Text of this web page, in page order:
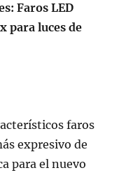
Faros LED
para luces de
faros
expresivo de
para el nuevo